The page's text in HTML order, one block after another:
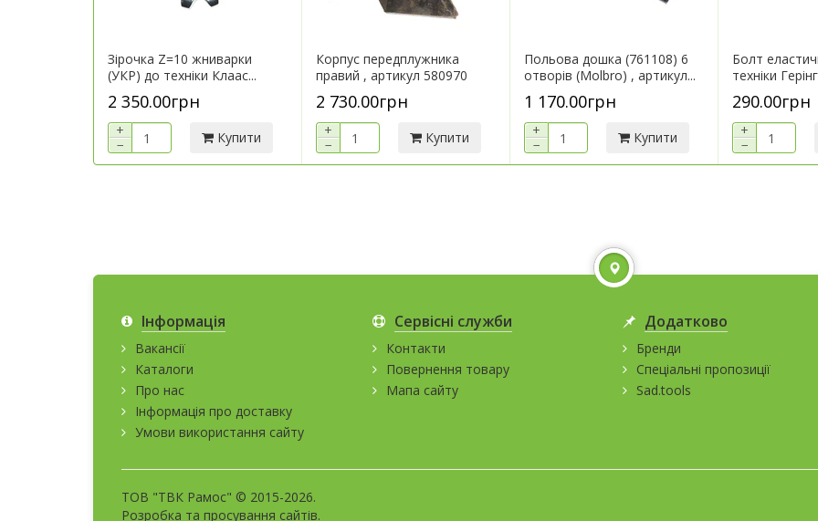
Зірочка Z=10 жниварки
(УКР) до техніки Клаас...
2 350.00грн
+
−
Купити
Корпус передплужника
правий , артикул 580970
2 730.00грн
+
−
Купити
Польова дошка (761108) 6
отворів (Molbro) , артикул...
1 170.00грн
+
−
Купити
Болт
техніки
290.00грн
+
−
Інформація
Вакансії
Каталоги
Про нас
Інформація про доставку
Умови використання сайту
Сервісні служби
Контакти
Повернення товару
Мапа сайту
Додатково
Бренди
Спеціальні пропозиції
Sad.tools
ТОВ "ТВК Рамос" © 2015-2026.
Розробка та просування сайтів.